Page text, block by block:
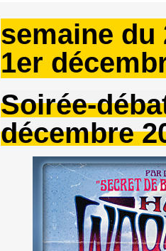
semaine du
1er
Soirée-
décembre